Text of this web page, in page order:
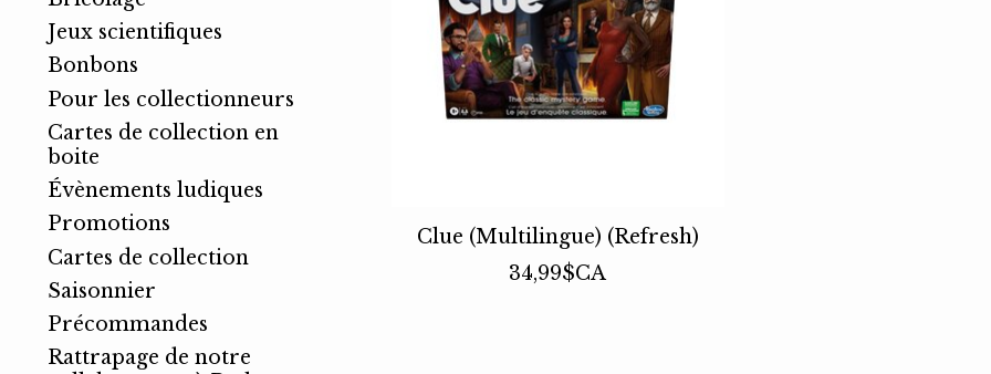
Jeux scientifiques
Bonbons
Pour les collectionneurs
Cartes de collection en
boite
Évènements ludiques
Promotions
Cartes de collection
Saisonnier
Précommandes
Rattrapage de notre
Clue (Multilingue) (Refresh)
34,99$CA